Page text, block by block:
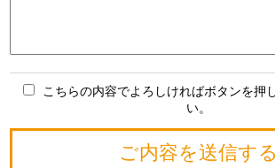
こちらの内容でよろしければボタンを押
い。